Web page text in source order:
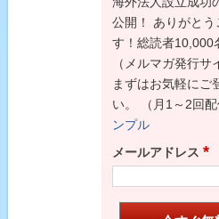
公開！ ありがとう
す！総読者10,000
（メルマガ発行
まずはお気軽にご
い。 （月1～2回配
ンプル
メールアドレス *